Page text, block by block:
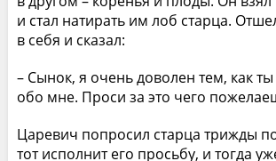
и стал натирать им лоб старца.
в себя и сказал:
– Сынок, я очень доволен тем, как
обо мне. Проси за это чего
Царевич попросил старца трижды
тот исполнит его просьбу, и тогда